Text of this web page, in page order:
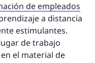
de empleados
a distancia
estimulantes.
de trabajo
el material de